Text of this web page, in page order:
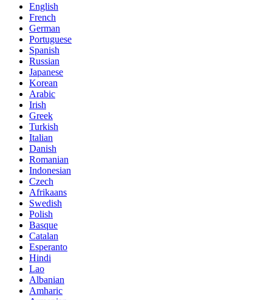
English
French
German
Portuguese
Spanish
Russian
Japanese
Korean
Arabic
Irish
Greek
Turkish
Italian
Danish
Romanian
Indonesian
Czech
Afrikaans
Swedish
Polish
Basque
Catalan
Esperanto
Hindi
Lao
Albanian
Amharic